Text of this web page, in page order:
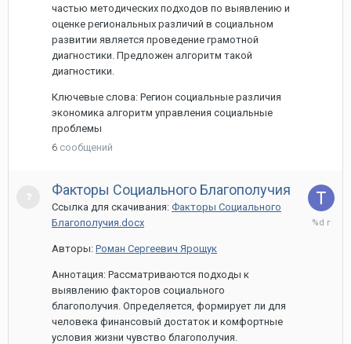
частью методических подходов по выявлению и
оценке региональных различий в социальном
развитии является проведение грамотной
диагностики. Предложен алгоритм такой
диагностики.
Ключевые слова: Регион социальные различия
экономика алгоритм управления социальные
проблемы
6 сообщений
Факторы Социального Благополучия
Ссылка для скачивания: Факторы Социального
Благополучия.docx
Авторы: Роман Сергеевич Ярощук
Аннотация: Рассматриваются подходы к
выявлению факторов социального
благополучия. Определяется, формирует ли для
человека финансовый достаток и комфортные
условия жизни чувство благополучия.
28